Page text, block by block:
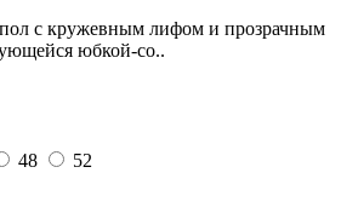
с кружевным лифом и прозрачным
юбкой-со..
48
52